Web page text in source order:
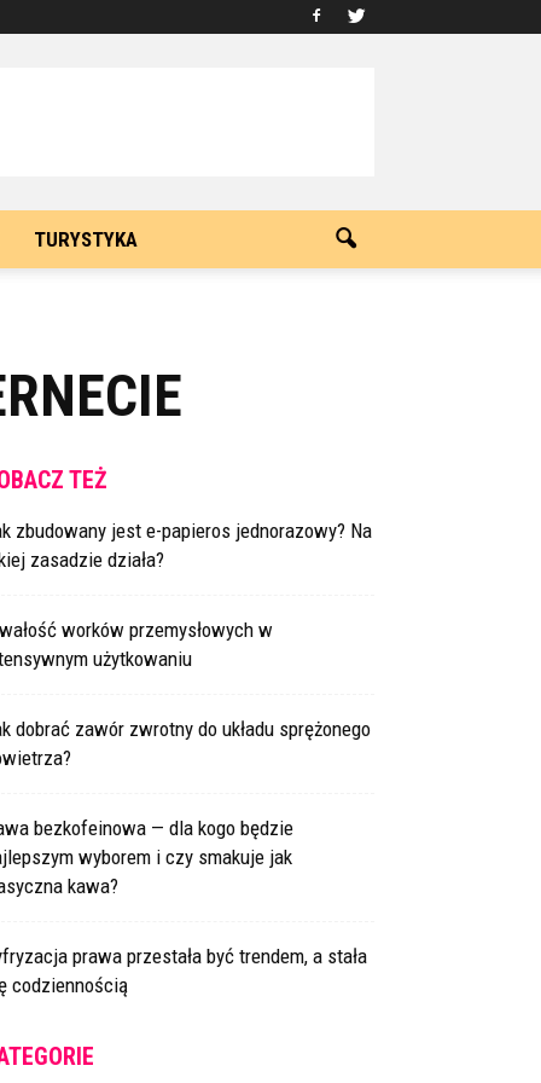
TURYSTYKA
TEŻ
zbudowany jest e-papieros jednorazowy? Na
zasadzie działa?
worków przemysłowych w
użytkowaniu
dobrać zawór zwrotny do układu sprężonego
bezkofeinowa — dla kogo będzie
wyborem i czy smakuje jak
kawa?
prawa przestała być trendem, a stała
codziennością